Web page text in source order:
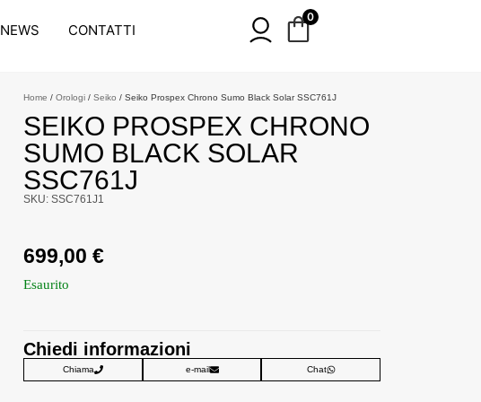
NEWS CONTATTI
0
Home / Orologi / Seiko / Seiko Prospex Chrono Sumo Black Solar SSC761J
SEIKO PROSPEX CHRONO
SUMO BLACK SOLAR
SSC761J
SKU: SSC761J1
699,00 €
Esaurito
Chiedi informazioni
Chiama e-mail Chat